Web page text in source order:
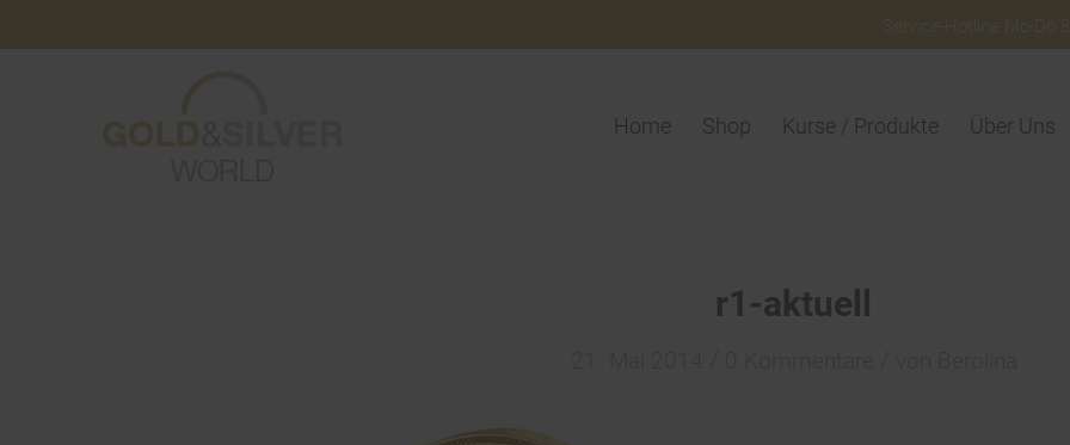
Service-Hotline Mo-Do
Home Shop Kurse / Produkte Über Uns
r1-aktuell